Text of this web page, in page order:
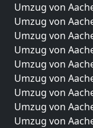
Umzug von
Umzug von
Umzug von
Umzug von
Umzug von
Umzug von
Umzug von
Umzug von
Umzug von